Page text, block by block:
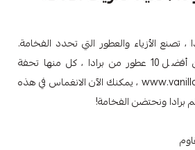
، تصنع الأزياء والعطور التي تحدد الفخامة.
تكشف هذه المدونة عن أفضل 10 عطور من برادا ، كل منها تحفة
خالدة. بالاشتراك مع www.vanilla.sa ، يمكنك الآن الانغماس في هذه
برادا ونحتضن الفخامة!